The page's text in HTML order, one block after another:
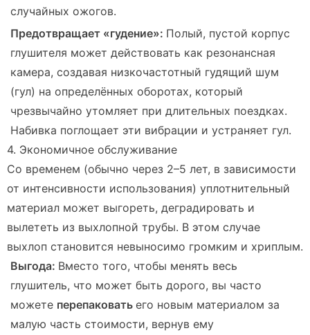
случайных ожогов.
Предотвращает «гудение»: Полый, пустой корпус
глушителя может действовать как резонансная
камера, создавая низкочастотный гудящий шум
(гул) на определённых оборотах, который
чрезвычайно утомляет при длительных поездках.
Набивка поглощает эти вибрации и устраняет гул.
4. Экономичное обслуживание
Со временем (обычно через 2–5 лет, в зависимости
от интенсивности использования) уплотнительный
материал может выгореть, деградировать и
вылететь из выхлопной трубы. В этом случае
выхлоп становится невыносимо громким и хриплым.
Выгода: Вместо того, чтобы менять весь
глушитель, что может быть дорого, вы часто
можете перепаковать его новым материалом за
малую часть стоимости, вернув ему